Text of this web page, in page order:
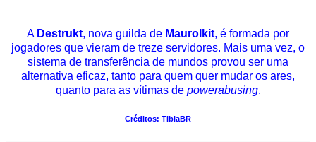
A Destrukt, nova guilda de Maurolkit, é formada por
jogadores que vieram de treze servidores. Mais uma vez, o
sistema de transferência de mundos provou ser uma
alternativa eficaz, tanto para quem quer mudar os ares,
quanto para as vítimas de powerabusing.
Créditos: TibiaBR